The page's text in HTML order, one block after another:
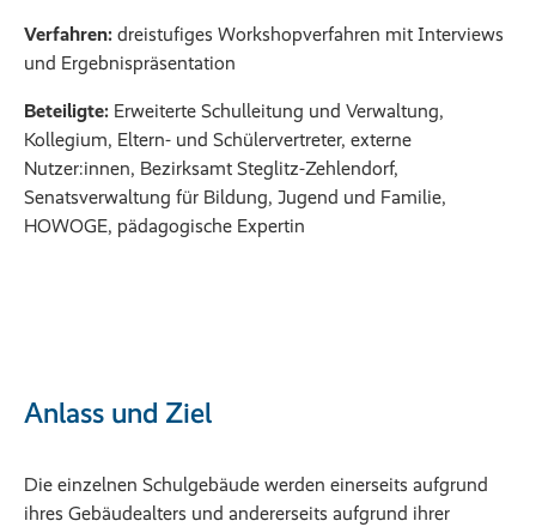
Verfahren: dreistufiges Workshopverfahren mit Interviews
und Ergebnispräsentation
Beteiligte: Erweiterte Schulleitung und Verwaltung,
Kollegium, Eltern- und Schülervertreter, externe
Nutzer:innen, Bezirksamt Steglitz-Zehlendorf,
Senatsverwaltung für Bildung, Jugend und Familie,
HOWOGE, pädagogische Expertin
Anlass und Ziel
Die einzelnen Schulgebäude werden einerseits aufgrund
ihres Gebäudealters und andererseits aufgrund ihrer